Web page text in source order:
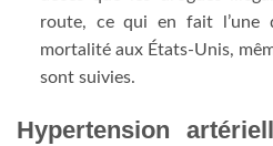
route, ce qui en fait l’une
mortalité aux États-Unis,
sont suivies.
Hypertension